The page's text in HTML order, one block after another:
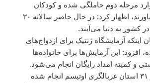
مرحله دوم حاملگی شده و کودکان
سالمی را به دنیا بیاورند، اظهار کرد: در حال حاضر سالانه ۳۰
کشور به دنیا می‌آیند.
اینکه آزمایشگاه ژنتیک برای ازدواج‌های
افزود: این آزمایش‌ها برای خانواده‌ها
و کمیته امداد رایگان انجام می‌شود.
وی با بیان اینکه در ۳۱ استان غربالگری اوتیسم انجام شده